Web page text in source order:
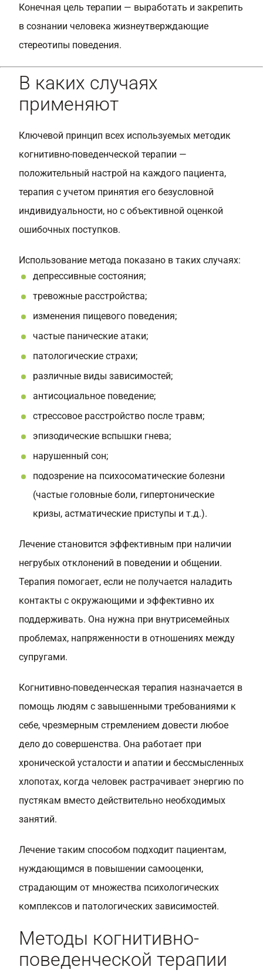
Конечная цель терапии — выработать и закрепить
в сознании человека жизнеутверждающие
стереотипы поведения.
В каких случаях
применяют
Ключевой принцип всех используемых методик
когнитивно-поведенческой терапии —
положительный настрой на каждого пациента,
терапия с учетом принятия его безусловной
индивидуальности, но с объективной оценкой
ошибочных поступков.
Использование метода показано в таких случаях:
депрессивные состояния;
тревожные расстройства;
изменения пищевого поведения;
частые панические атаки;
патологические страхи;
различные виды зависимостей;
антисоциальное поведение;
стрессовое расстройство после травм;
эпизодические вспышки гнева;
нарушенный сон;
подозрение на психосоматические болезни
(частые головные боли, гипертонические
кризы, астматические приступы и т.д.).
Лечение становится эффективным при наличии
негрубых отклонений в поведении и общении.
Терапия помогает, если не получается наладить
контакты с окружающими и эффективно их
поддерживать. Она нужна при внутрисемейных
проблемах, напряженности в отношениях между
супругами.
Когнитивно-поведенческая терапия назначается в
помощь людям с завышенными требованиями к
себе, чрезмерным стремлением довести любое
дело до совершенства. Она работает при
хронической усталости и апатии и бессмысленных
хлопотах, когда человек растрачивает энергию по
пустякам вместо действительно необходимых
занятий.
Лечение таким способом подходит пациентам,
нуждающимся в повышении самооценки,
страдающим от множества психологических
комплексов и патологических зависимостей.
Методы когнитивно-
поведенческой терапии